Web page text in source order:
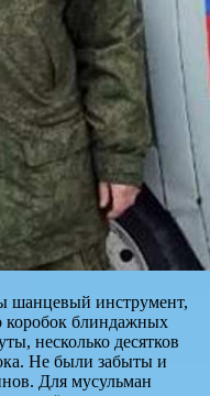
шанцевый инструмент,
коробок блиндажных
несколько десятков
Не были забыты и
Для мусульман